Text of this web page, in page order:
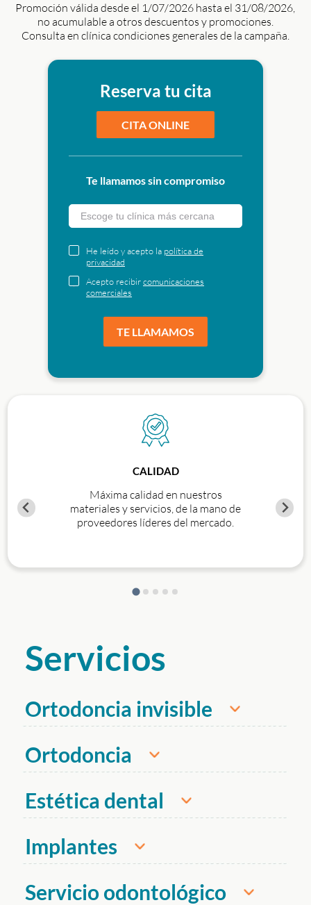
Promoción válida desde el 1/07/2026 hasta el 31/08/2026,
no acumulable a otros descuentos y promociones.
Consulta en clínica condiciones generales de la campaña.
Reserva tu cita
CITA ONLINE
Te llamamos sin compromiso
Escoge tu clínica más cercana
He leído y acepto la política de
privacidad
Acepto recibircomunicaciones
comerciales
CALIDAD
Máxima calidad en nuestros
materiales y servicios, de la mano de
proveedores líderes del mercado.
Servicios
Ortodoncia invisible
Ortodoncia
brackets
Estética dental
Blanqueamiento Dental
Implantes
Servicio odontológico